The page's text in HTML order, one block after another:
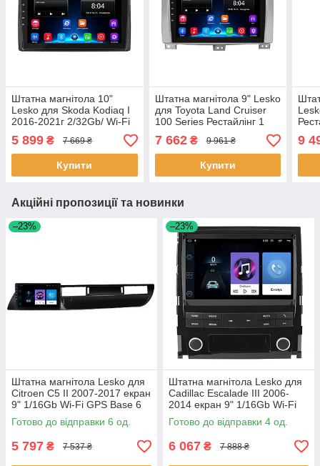
Штатна магнітола 10"
Lesko для Skoda Kodiaq I
2016-2021г 2/32Gb/ Wi-Fi
Base Шкода 3 шт.
5 899 ₴ 7 669 ₴
Купити
Штатна магнітола 9" Lesko
для Toyota Land Cruiser
100 Series Рестайлінг 1
2002-2005 2/32Gb/ Wi-Fi
Тойота 5шт
7 662₴ 9 961 ₴
Купити
2/
9
Акційні пропозиції та новинки
–23%
Штатна магнітола Lesko для
Citroen C5 II 2007-2017 екран
9" 1/16Gb Wi-Fi GPS Base 6
шт.
Готово до відправки 6 од.
5 797 ₴ 7 537 ₴
–23%
Штатна магнітола Lesko для
Cadillac Escalade III 2006-
2014 екран 9" 1/16Gb Wi-Fi
GPS Base Каміллак 4 шт.
Готово до відправки 4 од.
6 067 ₴ 7 888 ₴